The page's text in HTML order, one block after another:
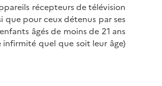
récepteurs de télévision
pour ceux détenus par ses
âgés de moins de 21 ans
quel que soit leur âge)